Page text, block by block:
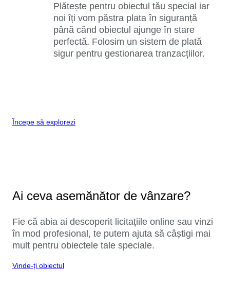
Plătește pentru obiectul tău special iar
noi îți vom păstra plata în siguranță
până când obiectul ajunge în stare
perfectă. Folosim un sistem de plată
sigur pentru gestionarea tranzacțiilor.
Începe să explorezi
Ai ceva asemănător de vânzare?
Fie că abia ai descoperit licitațiile online sau vinzi
în mod profesional, te putem ajuta să câștigi mai
mult pentru obiectele tale speciale.
Vinde-ți obiectul